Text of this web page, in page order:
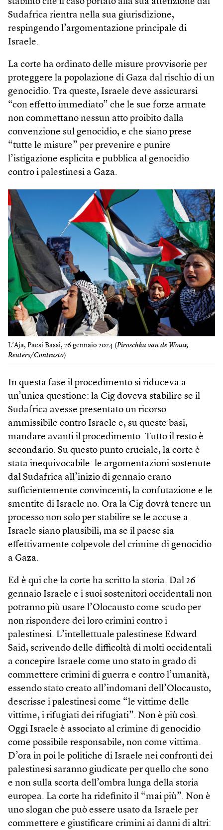
Sudafrica rientra nella sua giurisdizione,
respingendo l’argomentazione principale di
Israele.
La corte ha ordinato delle misure provvisorie per
proteggere la popolazione di Gaza dal rischio di un
genocidio. Tra queste, Israele deve assicurarsi
“con effetto immediato” che le sue forze armate
non commettano nessun atto proibito dalla
convenzione sul genocidio, e che siano prese
“tutte le misure” per prevenire e punire
l’istigazione esplicita e pubblica al genocidio
contro i palestinesi a Gaza.
L’Aja, Paesi Bassi, 26 gennaio 2024 (Piroschka van de Wouw,
Reuters/Contrasto)
In questa fase il procedimento si riduceva a
un’unica questione: la Cig doveva stabilire se il
Sudafrica avesse presentato un ricorso
ammissibile contro Israele e, su queste basi,
mandare avanti il procedimento. Tutto il resto è
secondario. Su questo punto cruciale, la corte è
stata inequivocabile: le argomentazioni sostenute
dal Sudafrica all’inizio di gennaio erano
sufficientemente convincenti; la confutazione e le
smentite di Israele no. Ora la Cig dovrà tenere un
processo non solo per stabilire se le accuse a
Israele siano plausibili, ma se il paese sia
effettivamente colpevole del crimine di genocidio
a Gaza.
Ed è qui che la corte ha scritto la storia. Dal 26
gennaio Israele e i suoi sostenitori occidentali non
potranno più usare l’Olocausto come scudo per
non rispondere dei loro crimini contro i
palestinesi. L’intellettuale palestinese Edward
Said, scrivendo delle difficoltà di molti occidentali
a concepire Israele come uno stato in grado di
commettere crimini di guerra e contro l’umanità,
essendo stato creato all’indomani dell’Olocausto,
descrisse i palestinesi come “le vittime delle
vittime, i rifugiati dei rifugiati”. Non è più così.
Oggi Israele è associato al crimine di genocidio
come possibile responsabile, non come vittima.
D’ora in poi le politiche di Israele nei confronti dei
palestinesi saranno giudicate per quello che sono
e non sulla scorta dell’ombra lunga della storia
europea. La corte ha ridefinito il “mai più”. Non è
uno slogan che può essere usato da Israele per
commettere e giustificare crimini ai danni di altri: